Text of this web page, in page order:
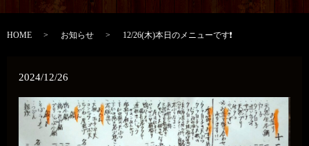
HOME お知らせ 12/26(木)本日のメニューです❗️
2024/12/26